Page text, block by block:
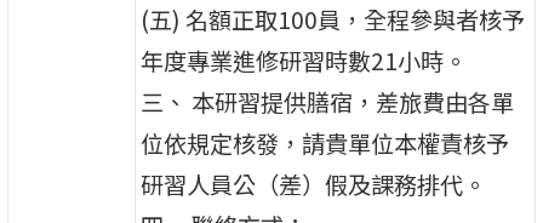
(五) 名額正取100員，全程參與者核予
年度專業進修研習時數21小時。
三、 本研習提供膳宿，差旅費由各單
位依規定核發，請貴單位本權責核予
研習人員公（差）假及課務排代。